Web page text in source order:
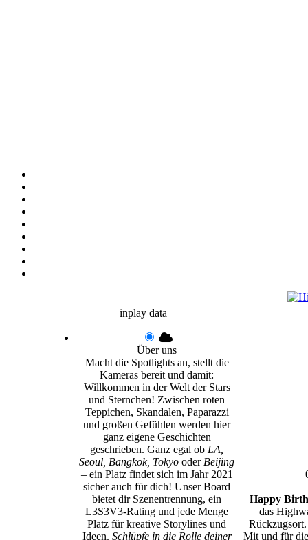
inplay data
Über uns
Macht die Spotlights an, stellt die
Kameras bereit und damit:
Willkommen in der Welt der Stars
und Sternchen! Zwischen roten
Teppichen, Skandalen, Paparazzi
und großen Gefühlen werden hier
ganz eigene Geschichten
geschrieben. Ganz egal ob LA,
Seoul, Bangkok, Tokyo oder Beijing
– ein Platz findet sich im Jahr 2021
sicher auch für dich! Unser Board
bietet dir Szenentrennung, ein
L3S3V3-Rating und jede Menge
Platz für kreative Storylines und
Ideen. Schlüpfe in die Rolle deiner
Happy
das
Mit und für